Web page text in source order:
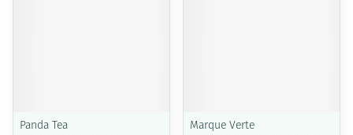
Panda Tea Marque Verte